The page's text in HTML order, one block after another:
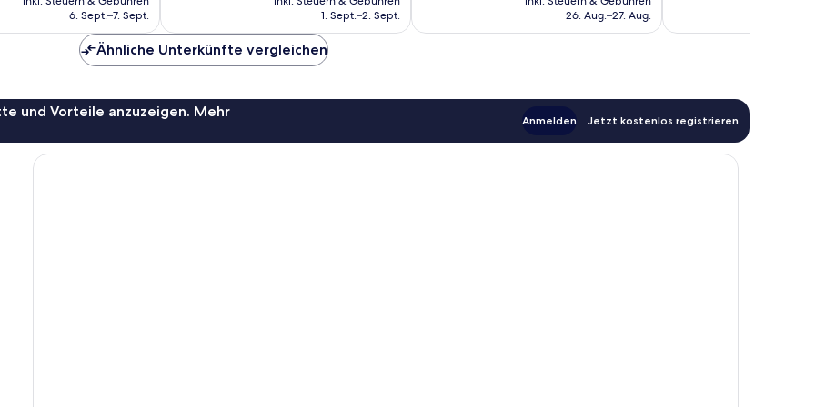
beträgt
6. Sept.–7. Sept.
Bewertungen
beträgt
1. Sept.–2. Sept.
beträgt
26. Aug.–27. Aug.
Ähnliche Unterkünfte vergleichen
und Vorteile anzuzeigen. Mehr
Anmelden Jetzt kostenlos registrieren